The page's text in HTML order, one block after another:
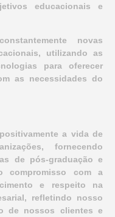
educacionais e
novas
utilizando as
para oferecer
as necessidades do
a vida de
fornecendo
de pós-graduação e
compromisso com a
e respeito na
refletindo nosso
de nossos clientes e